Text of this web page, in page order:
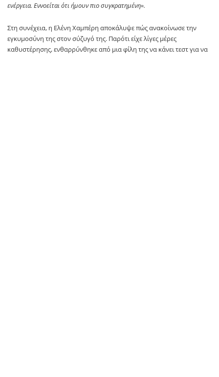
ενέργεια. Εννοείται ότι ήμουν πιο συγκρατημένη».
Στη συνέχεια, η Ελένη Χαμπέρη αποκάλυψε πώς ανακοίνωσε την
εγκυμοσύνη της στον σύζυγό της. Παρότι είχε λίγες μέρες
καθυστέρησης, ενθαρρύνθηκε από μια φίλη της να κάνει τεστ για να